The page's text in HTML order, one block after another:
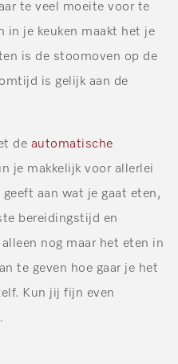
te veel moeite voor te
in je keuken maakt het je
is de stoomoven op de
is gelijk aan de
de automatische
je makkelijk voor allerlei
aan wat je gaat eten,
bereidingstijd en
nog maar het eten in
te geven hoe gaar je het
Kun jij fijn even